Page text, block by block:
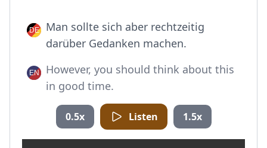
Man sollte sich aber rechtzeitig
darüber Gedanken machen.
However, you should think about this
in good time.
0.5x Listen 1.5x